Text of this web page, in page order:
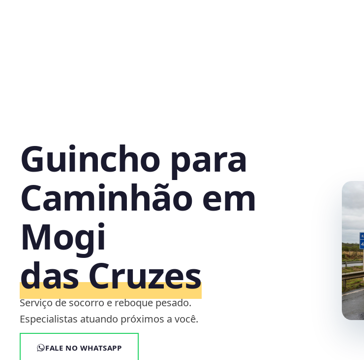
Guincho para
Caminhão em
Mogi
das Cruzes
Serviço de socorro e reboque pesado.
Especialistas atuando próximos a você.
FALE NO WHATSAPP